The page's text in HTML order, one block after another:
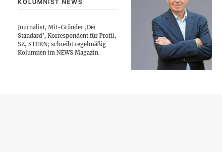
KOLUMNIST NEWS
Journalist, Mit-Gründer ‚Der
Standard’, Korrespondent für Profil,
SZ, STERN; schreibt regelmäßig
Kolumnen im NEWS Magazin.